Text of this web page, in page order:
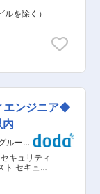
ュリテ
を除く）
エンジニア◆
ルー
セキュリティ
ト セキュリ
・ネット